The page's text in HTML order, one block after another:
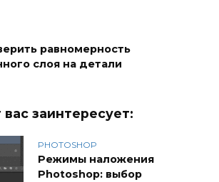
равномерность
слоя на детали
заинтересует:
PHOTOSHOP
Режимы наложения
Photoshop: выбор